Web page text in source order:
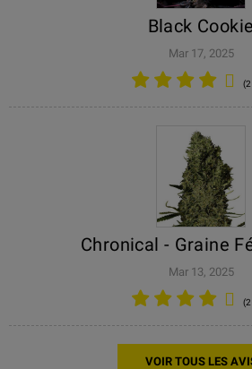
Black Cookie
Mar 17, 2025
(2
Chronical - Graine
Mar 13, 2025
(2
VOIR TOUS LES